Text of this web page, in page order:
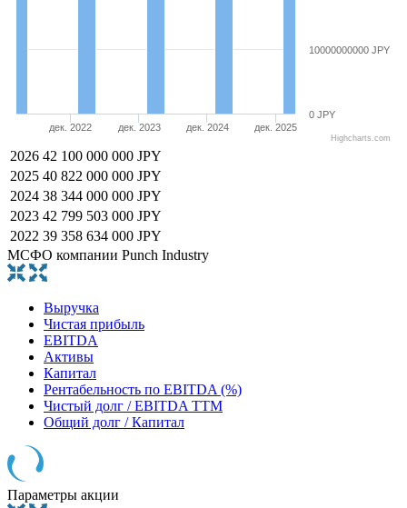
дек. 2022 дек. 2023 дек. 2024 дек. 2025
0 JPY
10000000000 JPY
Highcharts.com
2026 42 100 000 000 JPY
2025 40 822 000 000 JPY
2024 38 344 000 000 JPY
2023 42 799 503 000 JPY
2022 39 358 634 000 JPY
МСФО компании Punch Industry
Выручка
Чистая прибыль
EBITDA
Активы
Капитал
Рентабельность по EBITDA (%)
Чистый долг / EBITDA TTM
Общий долг / Капитал
Параметры акции